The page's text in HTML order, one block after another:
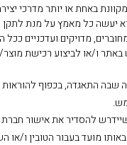
באחת או יותר מדרכי
יעשה כל מאמץ על מנת
מדויקים ועדכניים
ו/או לביצוע רכישת